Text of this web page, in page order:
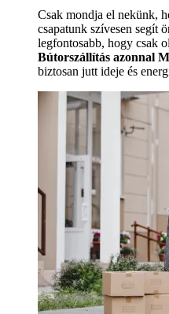
Csak mondja el nekünk,
csapatunk szívesen segít
legfontosabb, hogy csak
Bútorszállítás azonnal
biztosan jutt ideje és